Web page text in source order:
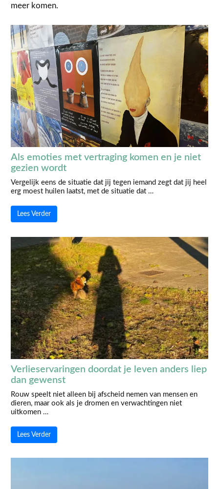
meer komen.
Als emoties met vertraging komen en je niet
gezien wordt
Vergelijk eens de situatie dat jij tegen iemand zegt dat jij heel
erg moest huilen laatst, met de situatie dat …
Lees Verder
Verlieservaringen doordat je leven anders liep
dan gewenst
Rouw speelt niet alleen bij afscheid nemen van mensen en
dieren, maar ook als je dromen en verwachtingen niet
uitkomen …
Lees Verder